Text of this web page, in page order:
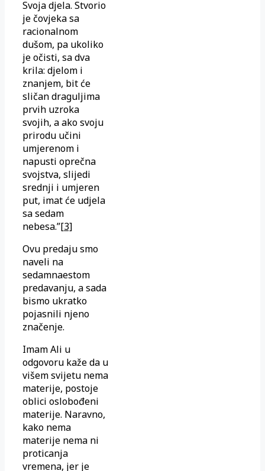
Svoja djela. Stvorio
je čovjeka sa
racionalnom
dušom, pa ukoliko
je očisti, sa dva
krila: djelom i
znanjem, bit će
sličan draguljima
prvih uzroka
svojih, a ako svoju
prirodu učini
umjerenom i
napusti oprečna
svojstva, slijedi
srednji i umjeren
put, imat će udjela
sa sedam
nebesa.”[3]
Ovu predaju smo
naveli na
sedamnaestom
predavanju, a sada
bismo ukratko
pojasnili njeno
značenje.
Imam Ali u
odgovoru kaže da u
višem svijetu nema
materije, postoje
oblici oslobođeni
materije. Naravno,
kako nema
materije nema ni
proticanja
vremena, jer je